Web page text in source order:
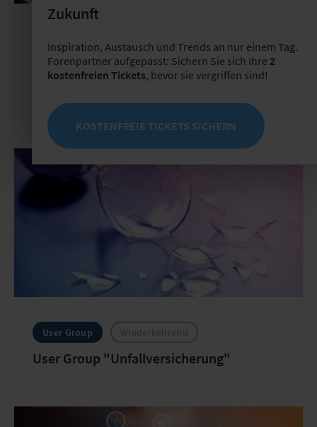
User Group "Strategische
Handlungsoptionen in der Kfz-
Versicherung"
User Group
User Group "Unfallversicherung"
Zukunft
Inspiration, Austausch und Trends an nur einem Tag.
Forenpartner aufgepasst: Sichern Sie sich Ihre 2
kostenfreien Tickets, bevor sie vergriffen sind!
KOSTENFREIE TICKETS SICHERN